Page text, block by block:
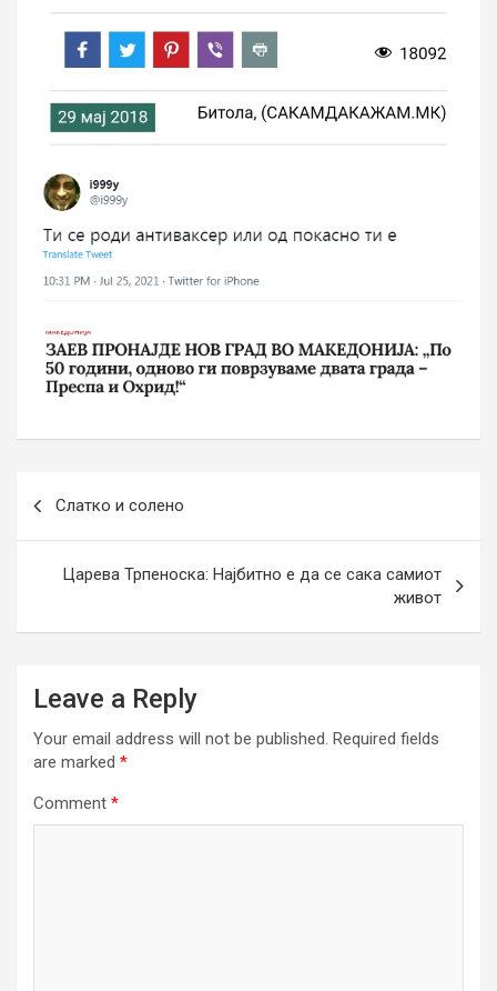
Слатко и солено
Царева Трпеноска: Најбитно е да се сака самиот
живот
Leave a Reply
Your email address will not be published. Required fields
are marked *
Comment *